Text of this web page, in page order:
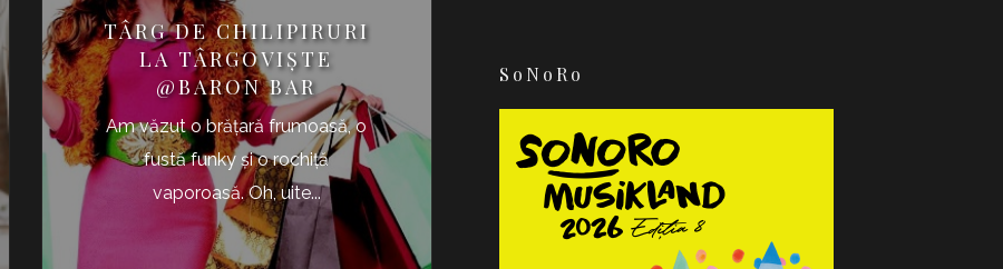
TÂRG DE CHILIPIRURI
LA TÂRGOVIŞTE
@BARON BAR
Am văzut o brăţară frumoasă, o
fustă funky şi o rochiţă
vaporoasă. Oh, uite...
SoNoRo